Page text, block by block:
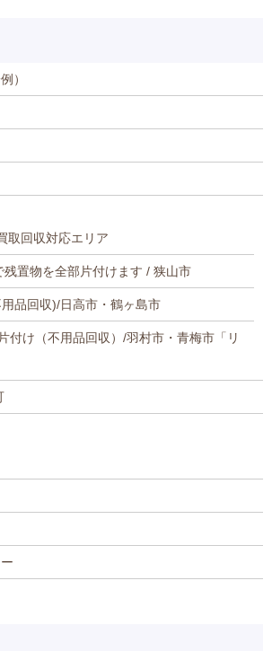
）
取回収対応エリア
残置物を全部片付けます / 狭山市
品回収)/日高市・鶴ヶ島市
付け（不用品回収）/羽村市・青梅市「リ